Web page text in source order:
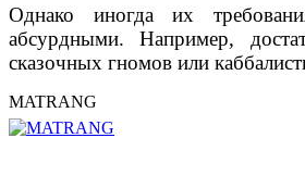
Однако иногда их
абсурдными. Например,
сказочных гномов или
MATRANG